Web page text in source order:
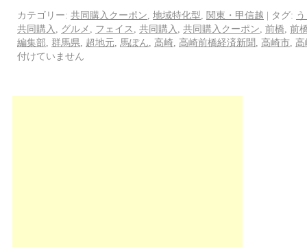
カテゴリー: 共同購入クーポン 地域特化型 関東・甲信越 | タグ:
共同購入
グルメ フェイス 共同購入 共同購入クーポン 前橋 前
編集部
群馬県 超地元 馬ぽん 高崎 高崎前橋経済新聞 高崎市
付けていません